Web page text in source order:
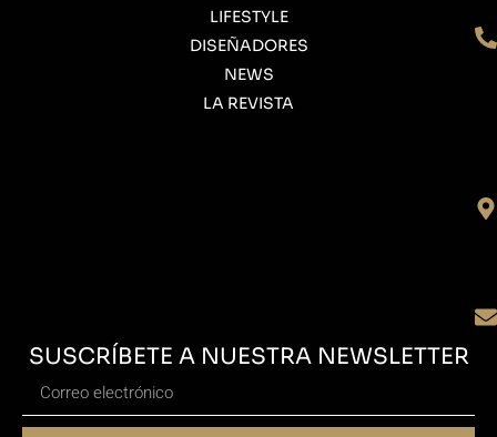
LIFESTYLE
DISEÑADORES
NEWS
LA REVISTA
SUSCRÍBETE A NUESTRA NEWSLETTER